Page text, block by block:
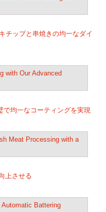
チップと串焼きの均一なダイ
均一なコーティングを実現
上させる